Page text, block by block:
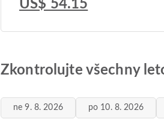
US$ 54.15
Zkontrolujte všechny
ne 9. 8. 2026 po 10. 8. 2026